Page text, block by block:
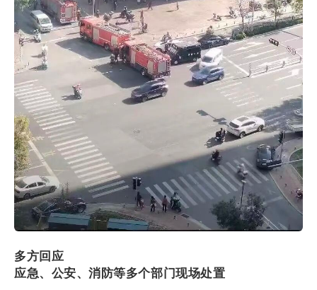
多方回应
应急、公安、消防等多个部门现场处置